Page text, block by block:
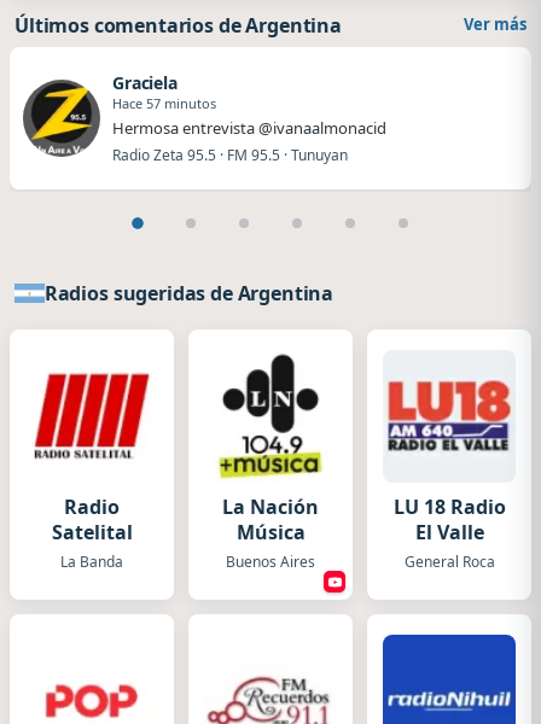
Últimos comentarios de Argentina Ver más
Graciela
Hace 57 minutos
Hermosa entrevista @ivanaalmonacid
Radio Zeta 95.5 · FM 95.5 · Tunuyan
Radios sugeridas de Argentina
Radio
Satelital
La Banda
La Nación
Música
Buenos Aires
LU 18 Radio
El Valle
General Roca